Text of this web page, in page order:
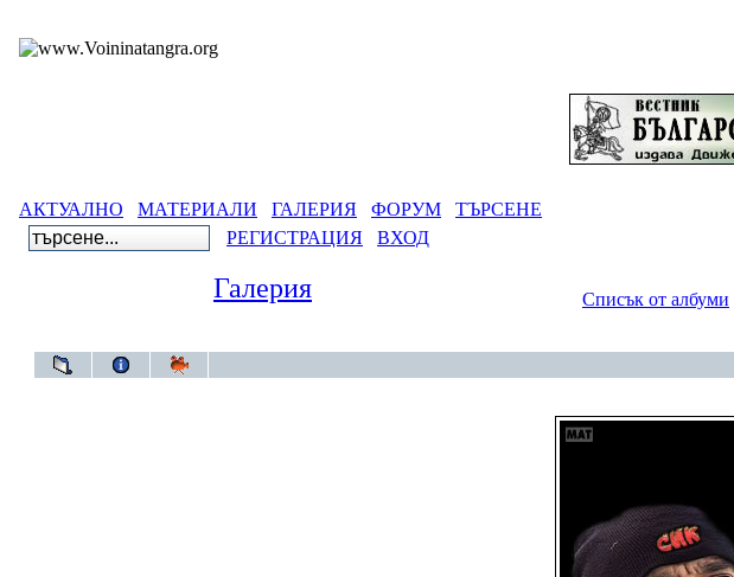
АКТУАЛНО МАТЕРИАЛИ ГАЛЕРИЯ ФОРУМ
ТЪРСЕНЕ
РЕГИСТРАЦИЯ
ВХОД
Галерия Списък от албуми